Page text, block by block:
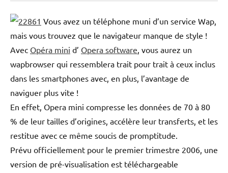
Vous avez un téléphone muni d’un service Wap,
mais vous trouvez que le navigateur manque de style !
Avec Opéra mini d’ Opera software , vous aurez un
wapbrowser qui ressemblera trait pour trait à ceux inclus
dans les smartphones avec, en plus, l’avantage de
naviguer plus vite !
En effet, Opera mini compresse les données de 70 à 80
% de leur tailles d’origines, accélère leur transferts, et les
restitue avec ce même soucis de promptitude.
Prévu officiellement pour le premier trimestre 2006, une
version de pré-visualisation est téléchargeable